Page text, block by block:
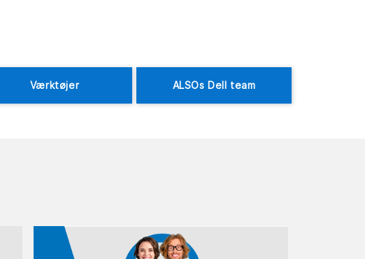
Værktøjer ALSOs Dell team